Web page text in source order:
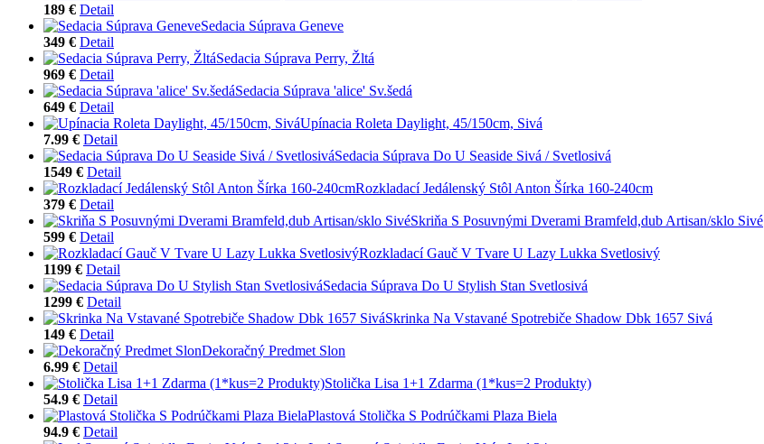
189 € Detail
Sedacia Súprava Geneve
349 € Detail
Sedacia Súprava Perry, Žltá
969 € Detail
Sedacia Súprava 'alice' Sv.šedá
649 € Detail
Upínacia Roleta Daylight, 45/150cm, Sivá
7.99 € Detail
Sedacia Súprava Do U Seaside Sivá / Svetlosivá
1549 € Detail
Rozkladací Jedálenský Stôl Anton Šírka 160-240cm
379 € Detail
Skriňa S Posuvnými Dverami Bramfeld,dub Artisan/sklo Sivé
599 € Detail
Rozkladací Gauč V Tvare U Lazy Lukka Svetlosivý
1199 € Detail
Sedacia Súprava Do U Stylish Stan Svetlosivá
1299 € Detail
Skrinka Na Vstavané Spotrebiče Shadow Dbk 1657 Sivá
149 € Detail
Dekoračný Predmet Slon
6.99 € Detail
Stolička Lisa 1+1 Zdarma (1*kus=2 Produkty)
54.9 € Detail
Plastová Stolička S Podrúčkami Plaza Biela
94.9 € Detail